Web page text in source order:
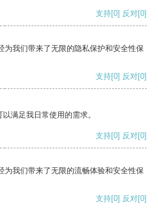
支持[0] 反对[0]
为我们带来了无限的隐私保护和安全性保
支持[0] 反对[0]
满足我日常使用的需求。
支持[0] 反对[0]
为我们带来了无限的流畅体验和安全性保
支持[0] 反对[0]